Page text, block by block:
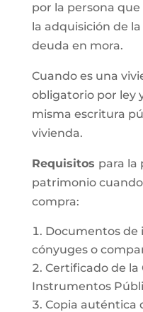
por la persona
la adquisición de
deuda en mora.
Cuando es una
obligatorio por ley
misma escritura
vivienda.
Requisitos para la
patrimonio cuando
compra:
Documentos de
cónyuges o
Certificado de la
Instrumentos
Copia auténtica